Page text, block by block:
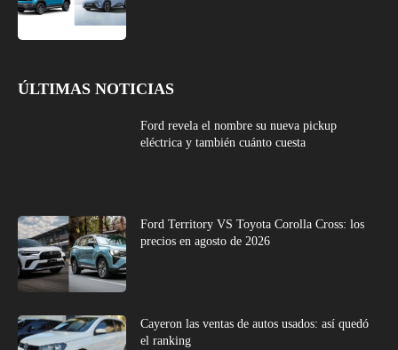
ÚLTIMAS NOTICIAS
Ford revela el nombre su nueva pickup
eléctrica y también cuánto cuesta
Ford Territory VS Toyota Corolla Cross: los
precios en agosto de 2026
Cayeron las ventas de autos usados: así quedó
el ranking